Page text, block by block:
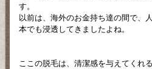
す。
以前は、海外のお金持ち達の間で、
本でも浸透してきましたよね。
ここの脱毛は、清潔感を与えてくれ